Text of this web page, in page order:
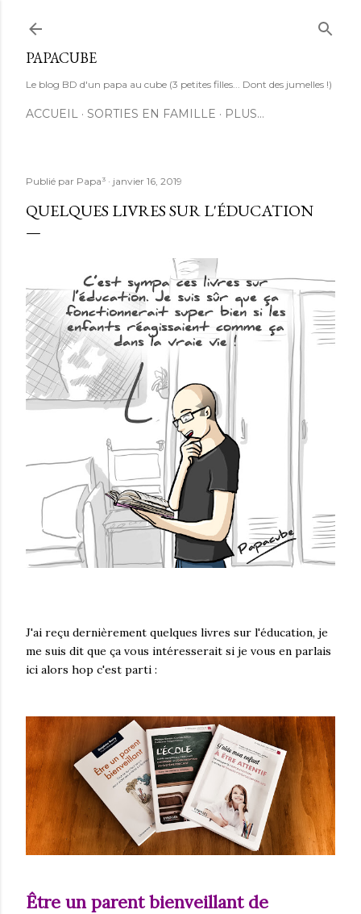
PAPACUBE
Le blog BD d'un papa au cube (3 petites filles... Dont des jumelles !)
ACCUEIL SORTIES EN FAMILLE PLUS…
Publié par Papa³ janvier 16, 2019
QUELQUES LIVRES SUR L'ÉDUCATION
J'ai reçu dernièrement quelques livres sur l'éducation, je
me suis dit que ça vous intéresserait si je vous en parlais
ici alors hop c'est parti :
Être un parent bienveillant de